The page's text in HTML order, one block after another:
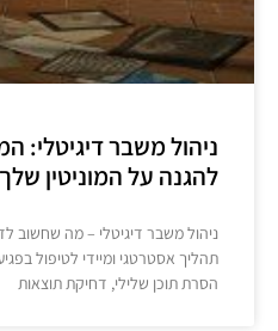
ניהול משבר דיגיטלי:
להגנה על המוניטין
ניהול משבר דיגיטלי – מה שחשוב
תהליך אסטרטגי ומיידי לטיפול
הסרת תוכן שלילי, דחיקת תוצאות